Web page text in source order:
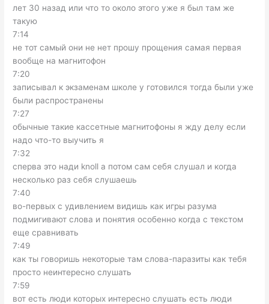
лет 30 назад или что то около этого уже я был там же
такую
7:14
не тот самый они не нет прошу прощения самая первая
вообще на магнитофон
7:20
записывал к экзаменам школе у готовился тогда были уже
были распространены
7:27
обычные такие кассетные магнитофоны я жду делу если
надо что-то выучить я
7:32
сперва это нади knoll а потом сам себя слушал и когда
несколько раз себя слушаешь
7:40
во-первых с удивлением видишь как игры разума
подмигивают слова и понятия особенно когда с текстом
еще сравнивать
7:49
как ты говоришь некоторые там слова-паразиты как тебя
просто неинтересно слушать
7:59
вот есть люди которых интересно слушать есть люди